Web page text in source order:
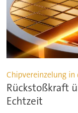
Chipvereinzelung
Rückstoßkraft
Echtzeit